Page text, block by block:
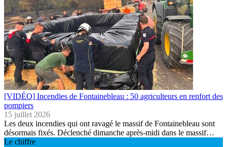
[VIDÉO] Incendies de Fontainebleau : 50 agriculteurs en renfort des
pompiers
15 juillet 2026
Les deux incendies qui ont ravagé le massif de Fontainebleau sont
désormais fixés. Déclenché dimanche après-midi dans le massif…
Le chiffre